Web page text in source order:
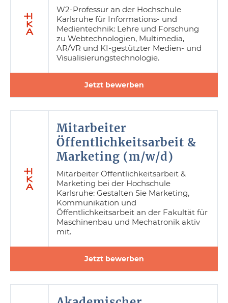
W2-Professur an der Hochschule
Karlsruhe für Informations- und
Medientechnik: Lehre und Forschung
zu Webtechnologien, Multimedia,
AR/VR und KI-gestützter Medien- und
Visualisierungstechnologie.
Jetzt bewerben
Mitarbeiter
Öffentlichkeitsarbeit &
Marketing (m/w/d)
Mitarbeiter Öffentlichkeitsarbeit &
Marketing bei der Hochschule
Karlsruhe: Gestalten Sie Marketing,
Kommunikation und
Öffentlichkeitsarbeit an der Fakultät für
Maschinenbau und Mechatronik aktiv
mit.
Jetzt bewerben